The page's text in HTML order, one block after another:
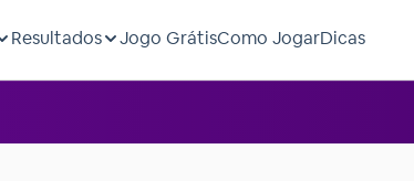
Resultados Jogo GrátisComo JogarDicas